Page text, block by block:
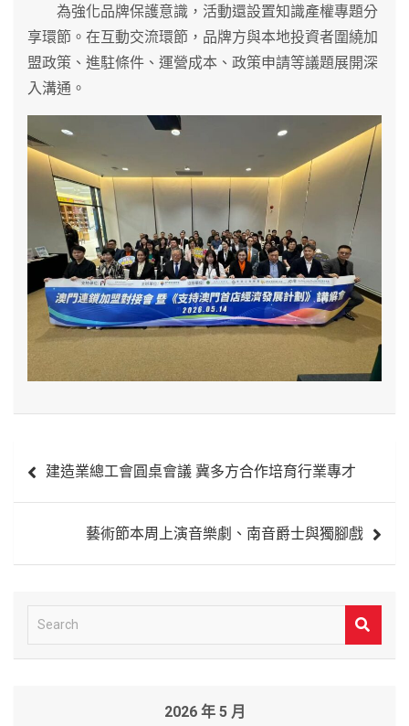
為強化品牌保護意識，活動還設置知識產權專題分
享環節。在互動交流環節，品牌方與本地投資者圍繞加
盟政策、進駐條件、運營成本、政策申請等議題展開深
入溝通。
章
建造業總工會圓桌會議 冀多方合作培育行業專才
藝術節本周上演音樂劇、南音爵士與獨腳戲
e
2026 年 5 月